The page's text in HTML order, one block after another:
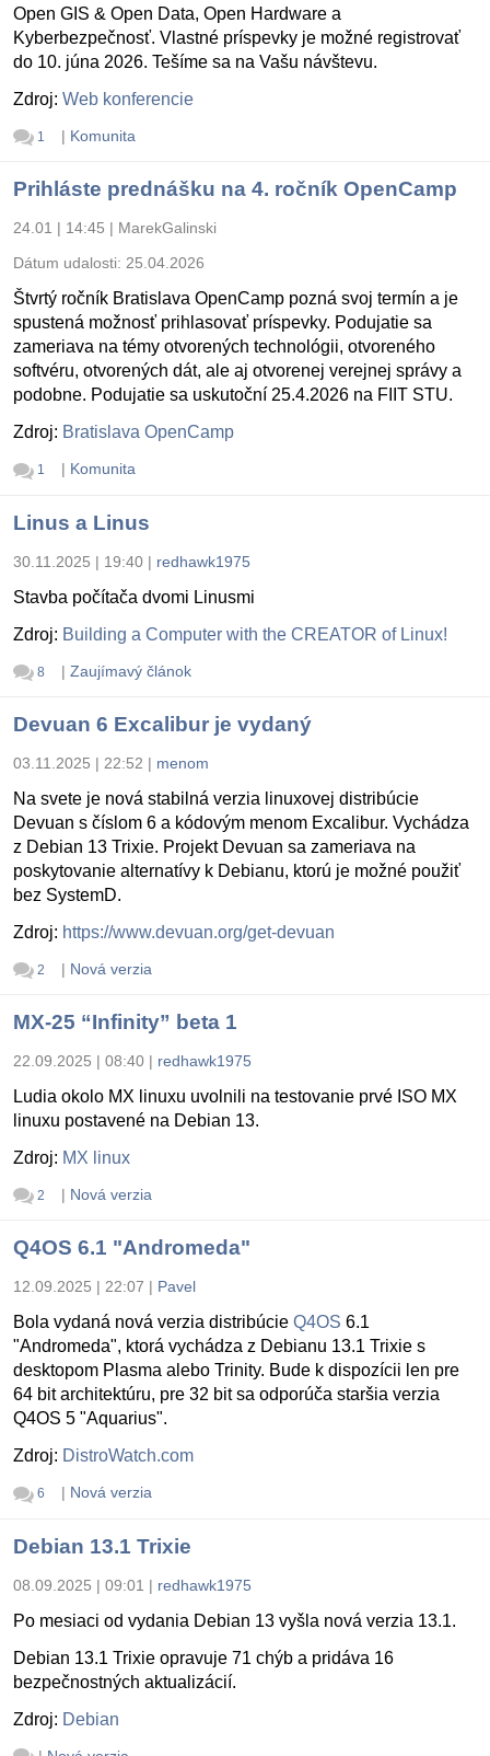
Open GIS & Open Data, Open Hardware a
Kyberbezpečnosť. Vlastné príspevky je možné registrovať
do 10. júna 2026. Tešíme sa na Vašu návštevu.
Zdroj: Web konferencie
1 | Komunita
Prihláste prednášku na 4. ročník OpenCamp
24.01 | 14:45 | MarekGalinski
Dátum udalosti: 25.04.2026
Štvrtý ročník Bratislava OpenCamp pozná svoj termín a je
spustená možnosť prihlasovať príspevky. Podujatie sa
zameriava na témy otvorených technológii, otvoreného
softvéru, otvorených dát, ale aj otvorenej verejnej správy a
podobne. Podujatie sa uskutoční 25.4.2026 na FIIT STU.
Zdroj: Bratislava OpenCamp
1 | Komunita
Linus a Linus
30.11.2025 | 19:40 | redhawk1975
Stavba počítača dvomi Linusmi
Zdroj: Building a Computer with the CREATOR of Linux!
8 | Zaujímavý článok
Devuan 6 Excalibur je vydaný
03.11.2025 | 22:52 | menom
Na svete je nová stabilná verzia linuxovej distribúcie
Devuan s číslom 6 a kódovým menom Excalibur. Vychádza
z Debian 13 Trixie. Projekt Devuan sa zameriava na
poskytovanie alternatívy k Debianu, ktorú je možné použiť
bez SystemD.
Zdroj: https://www.devuan.org/get-devuan
2 | Nová verzia
MX-25 “Infinity” beta 1
22.09.2025 | 08:40 | redhawk1975
Ludia okolo MX linuxu uvolnili na testovanie prvé ISO MX
linuxu postavené na Debian 13.
Zdroj: MX linux
2 | Nová verzia
Q4OS 6.1 "Andromeda"
12.09.2025 | 22:07 | Pavel
Bola vydaná nová verzia distribúcie Q4OS 6.1
"Andromeda", ktorá vychádza z Debianu 13.1 Trixie s
desktopom Plasma alebo Trinity. Bude k dispozícii len pre
64 bit architektúru, pre 32 bit sa odporúča staršia verzia
Q4OS 5 "Aquarius".
Zdroj: DistroWatch.com
6 | Nová verzia
Debian 13.1 Trixie
08.09.2025 | 09:01 | redhawk1975
Po mesiaci od vydania Debian 13 vyšla nová verzia 13.1.
Debian 13.1 Trixie opravuje 71 chýb a pridáva 16
bezpečnostných aktualizácií.
Zdroj: Debian